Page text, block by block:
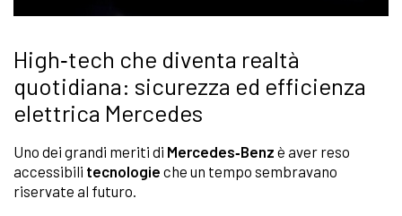
High‑tech che diventa realtà
quotidiana: sicurezza ed efficienza
elettrica Mercedes
Uno dei grandi meriti di Mercedes‑Benz è aver reso
accessibili tecnologie che un tempo sembravano
riservate al futuro.